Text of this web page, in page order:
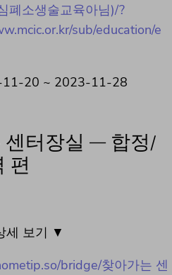
폐소생술교육아님)/?
sub/education/e
11-20 ~ 2023-11-28
센터장실 – 합정/
편
세 보기 ▼
bridge/찾아가는 센